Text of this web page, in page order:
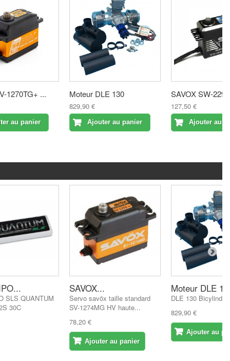
1270TG+ ...
au panier
Moteur DLE 130
829,90 €
Ajouter au panier
SAVOX SW-
127,50 €
Ajouter au
SLS QUANTUM
30C
SAVOX...
Servo savöx taille standard
SV-1274MG HV haute...
78,20 €
Ajouter au panier
Moteur DLE
DLE 130 Bicylindre
829,90 €
Ajouter au